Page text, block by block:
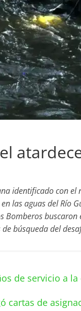
identificado con
las aguas del Río
Bomberos
búsqueda del
de servicio a
cartas de